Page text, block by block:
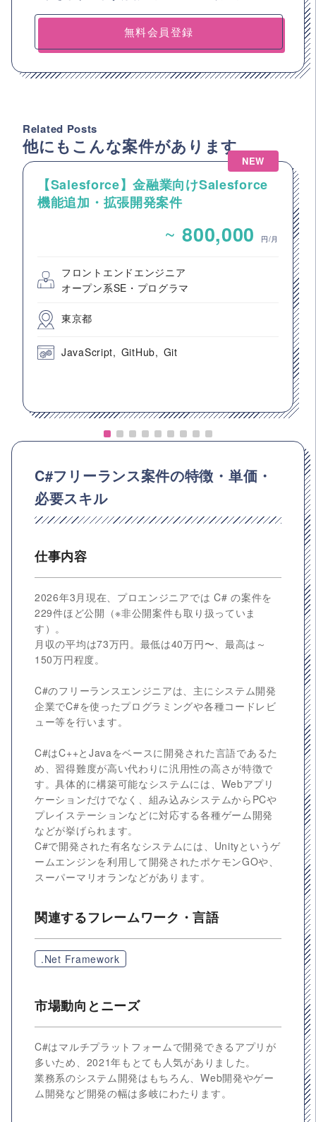
無料会員登録
Related Posts
他にもこんな案件があります
NEW
【Salesforce】金融業向けSalesforce
機能追加・拡張開発案件
~ 800,000 円/月
フロントエンドエンジニア
オープン系SE・プログラマ
東京都
JavaScript GitHub Git
C#フリーランス案件の特徴・単価・
必要スキル
仕事内容
2026年3月現在、プロエンジニアでは C# の案件を
229件ほど公開（※非公開案件も取り扱っていま
す）。
月収の平均は73万円。最低は40万円〜、最高は～
150万円程度。
C#のフリーランスエンジニアは、主にシステム開発
企業でC#を使ったプログラミングや各種コードレビ
ュー等を行います。
C#はC++とJavaをベースに開発された言語であるた
め、習得難度が高い代わりに汎用性の高さが特徴で
す。具体的に構築可能なシステムには、Webアプリ
ケーションだけでなく、組み込みシステムからPCや
プレイステーションなどに対応する各種ゲーム開発
などが挙げられます。
C#で開発された有名なシステムには、Unityというゲ
ームエンジンを利用して開発されたポケモンGOや、
スーパーマリオランなどがあります。
関連するフレームワーク・言語
.Net Framework
市場動向とニーズ
C#はマルチプラットフォームで開発できるアプリが
多いため、2021年もとても人気がありました。
業務系のシステム開発はもちろん、Web開発やゲー
ム開発など開発の幅は多岐にわたります。